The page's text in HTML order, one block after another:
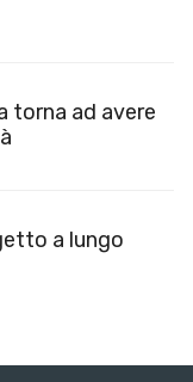
torna ad avere
a lungo